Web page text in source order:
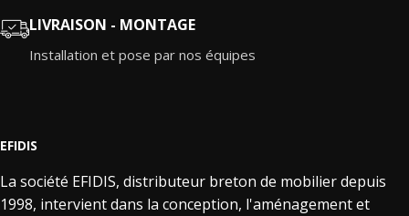
LIVRAISON - MONTAGE
Installation et pose par nos équipes
EFIDIS
La société EFIDIS, distributeur breton de mobilier depuis
1998, intervient dans la conception, l'aménagement et